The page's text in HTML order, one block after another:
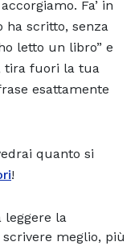
Fa’ in
ha scritto, senza
letto un libro” e
tira fuori la tua
esattamente
quanto si
!
la
meglio, più